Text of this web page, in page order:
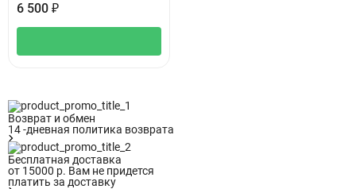
6 500 ₽
Возврат и обмен
14 -дневная политика возврата
Бесплатная доставка
от 15000 р. Вам не придется
платить за доставку